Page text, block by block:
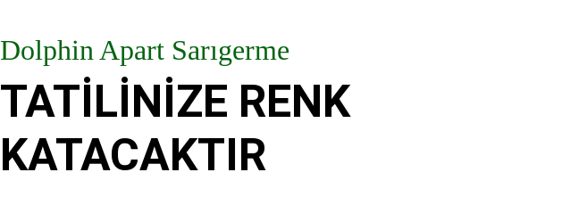
Dolphin Apart Sarıgerme
TATİLİNİZE RENK
KATACAKTIR